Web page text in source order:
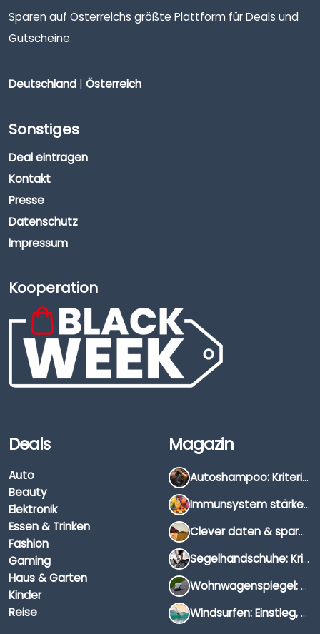
Sparen auf Österreichs größte Plattform für Deals und
Gutscheine.
Deutschland | Österreich
Sonstiges
Deal eintragen
Kontakt
Presse
Datenschutz
Impressum
Kooperation
Deals
Auto
Beauty
Elektronik
Essen & Trinken
Fashion
Gaming
Haus & Garten
Kinder
Reise
Magazin
Autoshampoo: Kriterien, Unterschiede & Anwendung
Immunsystem stärken: Hausmittel, Vitamine & Wissenswertes
Clever daten & sparen: So findest du die besten Deals für Dates und Unternehmungen
Segelhandschuhe: Kriterien, Materialien & Tipps
Wohnwagenspiegel: Auswahl, Preise & Montage
Windsurfen: Einstieg, Ausrüstung & Tipps